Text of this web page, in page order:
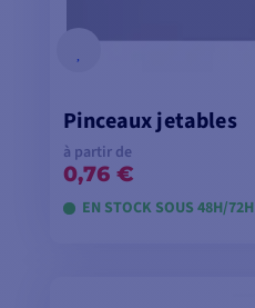
Pinceaux jetables
à partir de
0,76 €
EN STOCK SOUS 48H/72H